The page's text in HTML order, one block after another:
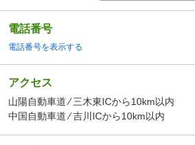
電話番号
電話番号を表示する
アクセス
山陽自動車道 ⁄ 三木東ICから10km以内
中国自動車道 ⁄ 吉川ICから10km以内